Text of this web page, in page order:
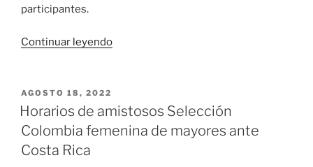
participantes.
Continuar leyendo«El
se
toma
PUBLICADO
EL
AGOSTO 18, 2022
Horarios de amistosos Selección
Colombia femenina de mayores ante
Costa Rica